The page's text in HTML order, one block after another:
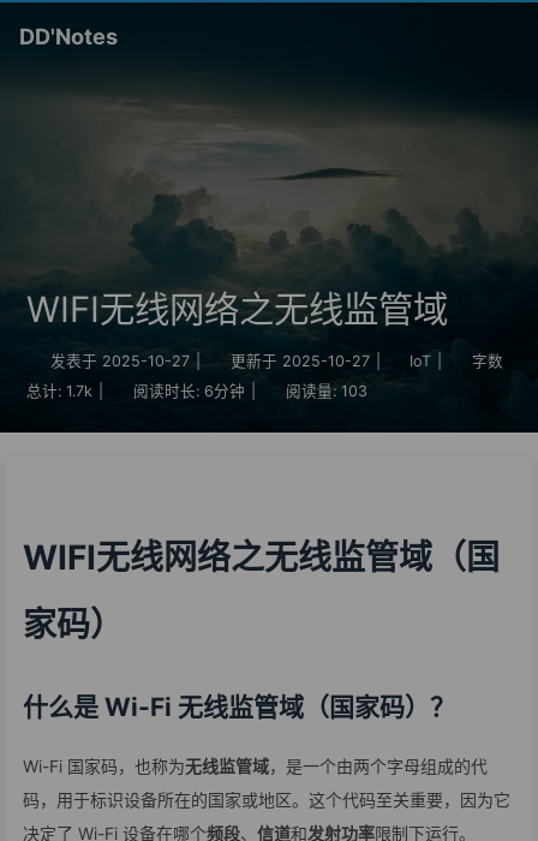
DD'Notes
WIFI无线网络之无线监管域
发表于 2025-10-27 更新于 2025-10-27 IoT
字数
总计: 1.7k 阅读时长: 6分钟 阅读量: 103
WIFI无线网络之无线监管域（国
家码）
什么是 Wi-Fi 无线监管域（国家码）？
Wi-Fi 国家码，也称为无线监管域，是一个由两个字母组成的代
码，用于标识设备所在的国家或地区。这个代码至关重要，因为它
决定了 Wi-Fi 设备在哪个频段、 信道和发射功率限制下运行。